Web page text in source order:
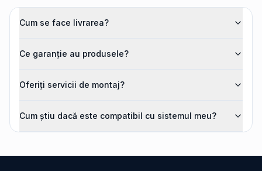
Cum se face livrarea?
Ce garanție au produsele?
Oferiți servicii de montaj?
Cum știu dacă este compatibil cu sistemul meu?